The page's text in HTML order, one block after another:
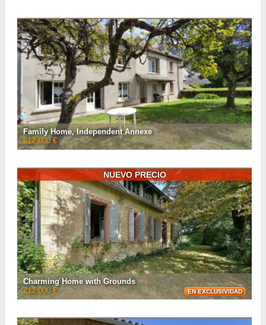
7
• Número de habitaciones :
5
• Número de habitaciones :
143 m²
• Espacio habitable :
101 m²
• Superficie del terreno :
AF26714
• Referencia :
VER LA FICHA CON5FOTOS
Family Home, Independent Annexe
212 000 €
kitchen, four bedrooms, a ...
9
• Número de habitaciones :
6
• Número de habitaciones :
170 m²
• Espacio habitable :
AF26931
• Referencia :
VER LA FICHA CON13FOTOS
NUEVO PRECIO
Charming Home with Grounds
EN EXCLUSIVIDAD
212 000 €
position with over 3000m² of land.